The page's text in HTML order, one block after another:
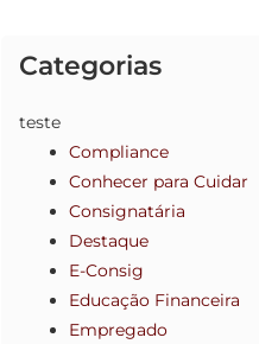
Categorias
teste
Compliance
Conhecer para Cuidar
Consignatária
Destaque
E-Consig
Educação Financeira
Empregado